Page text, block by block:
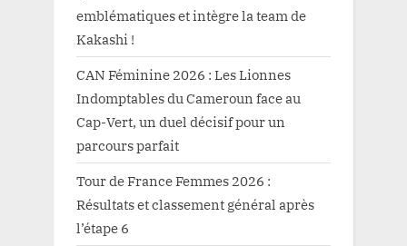
emblématiques et intègre la team de
Kakashi !
CAN Féminine 2026 : Les Lionnes
Indomptables du Cameroun face au
Cap-Vert, un duel décisif pour un
parcours parfait
Tour de France Femmes 2026 :
Résultats et classement général après
l’étape 6